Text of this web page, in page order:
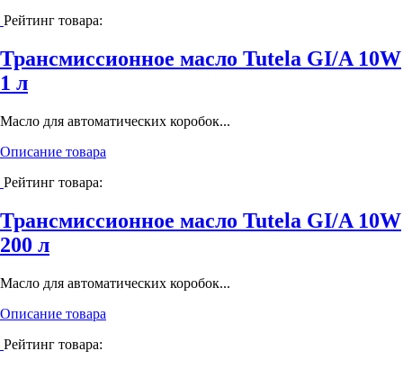
Рейтинг товара:
Трансмиссионное масло Tutela GI/A 10W
1 л
Масло для автоматических коробок...
Описание товара
Рейтинг товара:
Трансмиссионное масло Tutela GI/A 10W
200 л
Масло для автоматических коробок...
Описание товара
Рейтинг товара: